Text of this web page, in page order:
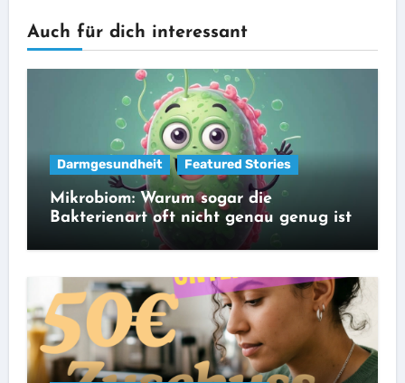
Auch für dich interessant
Darmgesundheit Featured Stories
Mikrobiom: Warum sogar die
Bakterienart oft nicht genau genug ist